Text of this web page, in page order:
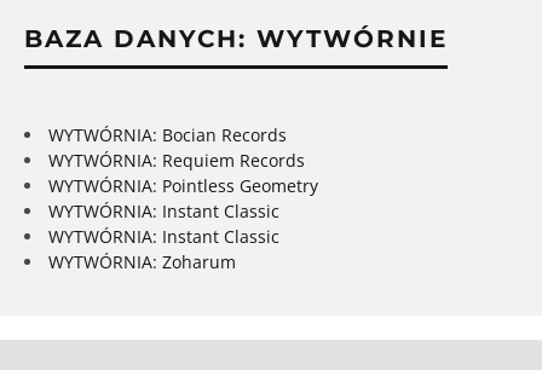
BAZA DANYCH: WYTWÓRNIE
WYTWÓRNIA: Bocian Records
WYTWÓRNIA: Requiem Records
WYTWÓRNIA: Pointless Geometry
WYTWÓRNIA: Instant Classic
WYTWÓRNIA: Instant Classic
WYTWÓRNIA: Zoharum